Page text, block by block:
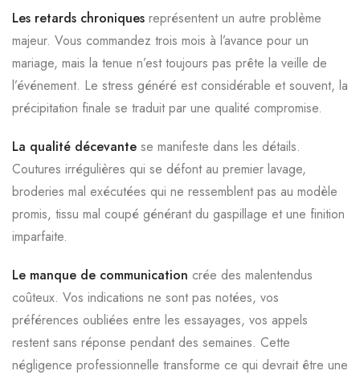
Les retards chroniques représentent un autre problème
majeur. Vous commandez trois mois à l’avance pour un
mariage, mais la tenue n’est toujours pas prête la veille de
l’événement. Le stress généré est considérable et souvent, la
précipitation finale se traduit par une qualité compromise.
La qualité décevante se manifeste dans les détails.
Coutures irrégulières qui se défont au premier lavage,
broderies mal exécutées qui ne ressemblent pas au modèle
promis, tissu mal coupé générant du gaspillage et une finition
imparfaite.
Le manque de communication crée des malentendus
coûteux. Vos indications ne sont pas notées, vos
préférences oubliées entre les essayages, vos appels
restent sans réponse pendant des semaines. Cette
négligence professionnelle transforme ce qui devrait être une